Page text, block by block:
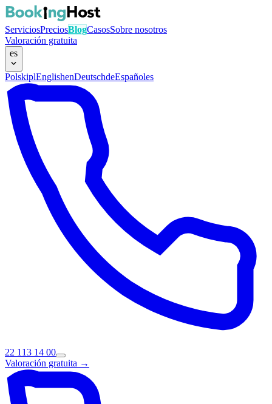
ServiciosPreciosBlogCasosSobre nosotros
Valoración gratuita
es
PolskiplEnglishenDeutschdeEspañoles
22 113 14 00
Valoración gratuita →